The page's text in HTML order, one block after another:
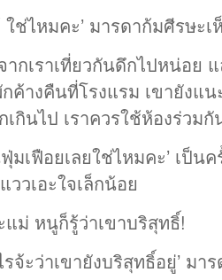
ใช่ไหมคะ’ มารดาก้มศีรษะ
ากเราเที่ยวกันดึกไปหน่อย
ค้างคืนที่โรงแรม เขายังแ
เกินไป เราควรใช้ห้องร่วม
มเฟือยเลยใช่ไหมคะ’ เป็น
วเอะใจเล็กน้อย
ม่ หนูก็รู้ว่าเขาบริสุทธิ์!
รจ้ะว่าเขายังบริสุทธิ์อยู่’ มา